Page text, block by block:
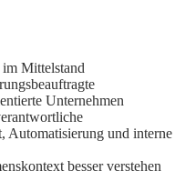
Mittelstand
Unternehmen
Automatisierung und interne
besser verstehen